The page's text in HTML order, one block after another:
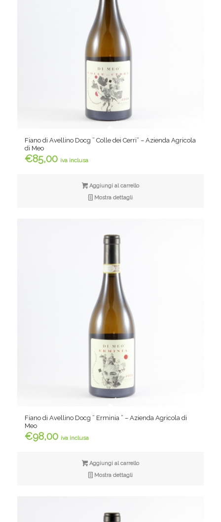
Fiano di Avellino Docg ” Colle dei Cerri” – Azienda Agricola
di Meo
€85,00 iva inclusa
Aggiungi al carrello
Mostra dettagli
Fiano di Avellino Docg ” Erminia ” – Azienda Agricola di
Meo
€98,00 iva inclusa
Aggiungi al carrello
Mostra dettagli